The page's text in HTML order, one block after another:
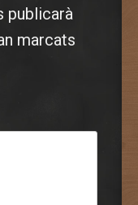
publicarà
marcats